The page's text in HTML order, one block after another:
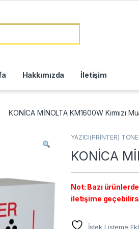
Hakkımızda İletişim
KONİCA MİNOLTA KM1600W Kırmızı
YAZICI(PRİNTER)
KONİCA
Not: Bazı
iletişime
İstek Listeme